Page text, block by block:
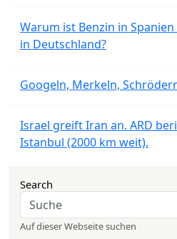
Warum ist Benzin in
in Deutschland?
Googeln, Merkeln,
Israel greift Iran an. ARD
Istanbul (2000 km weit).
Search
Auf dieser Webseite suchen